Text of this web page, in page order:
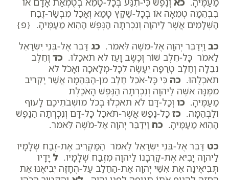
בִּבְהֵמָה טְמֵאָה אוֹ בְּכָל-שֶׁקֶץ טָמֵא וְאָכַל מִבְּשַׂר-זֶבַח
הַשְּׁלָמִים אֲשֶׁר לַיהוָה וְנִכְרְתָה הַנֶּפֶשׁ הַהִוא מֵעַמֶּיהָ. {פ}
כב וַיְדַבֵּר יְהוָה אֶל-מֹשֶׁה לֵּאמֹר. כג דַּבֵּר אֶל-בְּנֵי יִשְׂרָאֵל
לֵאמֹר כָּל-חֵלֶב שׁוֹר וְכֶשֶׂב וָעֵז לֹא תֹאכֵלוּ. כד וְחֵלֶב
נְבֵלָה וְחֵלֶב טְרֵפָה יֵעָשֶׂה לְכָל-מְלָאכָה וְאָכֹל לֹא
תֹאכְלֻהוּ. כה כִּי כָּל-אֹכֵל חֵלֶב מִן-הַבְּהֵמָה אֲשֶׁר יַקְרִיב
מִמֶּנָּה אִשֶּׁה לַיהוָה וְנִכְרְתָה הַנֶּפֶשׁ הָאֹכֶלֶת
מֵעַמֶּיהָ. כו וְכָל-דָּם לֹא תֹאכְלוּ בְּכֹל מוֹשְׁבֹתֵיכֶם לָעוֹף
וְלַבְּהֵמָה. כז כָּל-נֶפֶשׁ אֲשֶׁר-תֹּאכַל כָּל-דָּם וְנִכְרְתָה הַנֶּפֶשׁ
הַהִוא מֵעַמֶּיהָ. כח וַיְדַבֵּר יְהוָה אֶל-מֹשֶׁה לֵּאמֹר.
כט דַּבֵּר אֶל-בְּנֵי יִשְׂרָאֵל לֵאמֹר הַמַּקְרִיב אֶת-זֶבַח שְׁלָמָיו
לַיהוָה יָבִיא אֶת-קָרְבָּנוֹ לַיהוָה מִזֶּבַח שְׁלָמָיו. ל יָדָיו
תְּבִיאֶינָה אֵת אִשֵּׁי יְהוָה אֶת-הַחֵלֶב עַל-הֶחָזֶה יְבִיאֶנּוּ אֵת